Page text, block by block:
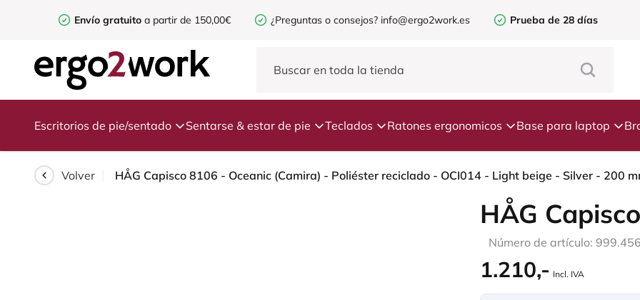
Envío gratuito a partir de 150,00€ ¿Preguntas o consejos? info@ergo2work.es Prueba de 28 días
Escritorios de pie/sentado Sentarse & estar de pie Teclados Ratones ergonomicos Base para laptop
Volver HÅG Capisco 8106 - Oceanic (Camira) - Poliéster reciclado - OCI014 - Light beige - Silver - 200
HÅG
Número de artículo:
1.210,- Incl. IVA